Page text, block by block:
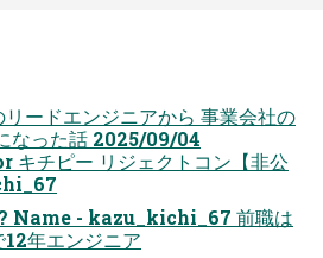
ードエンジニアから 事業会社の
なった話 2025/09/04
チピー リジェクトコン【非公
Name - kazu_kichi_67 前職は
年エンジニア